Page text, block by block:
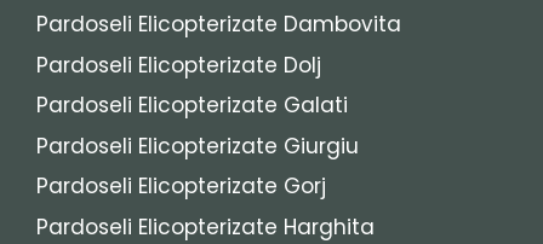
Pardoseli Elicopterizate Dambovita
Pardoseli Elicopterizate Dolj
Pardoseli Elicopterizate Galati
Pardoseli Elicopterizate Giurgiu
Pardoseli Elicopterizate Gorj
Pardoseli Elicopterizate Harghita